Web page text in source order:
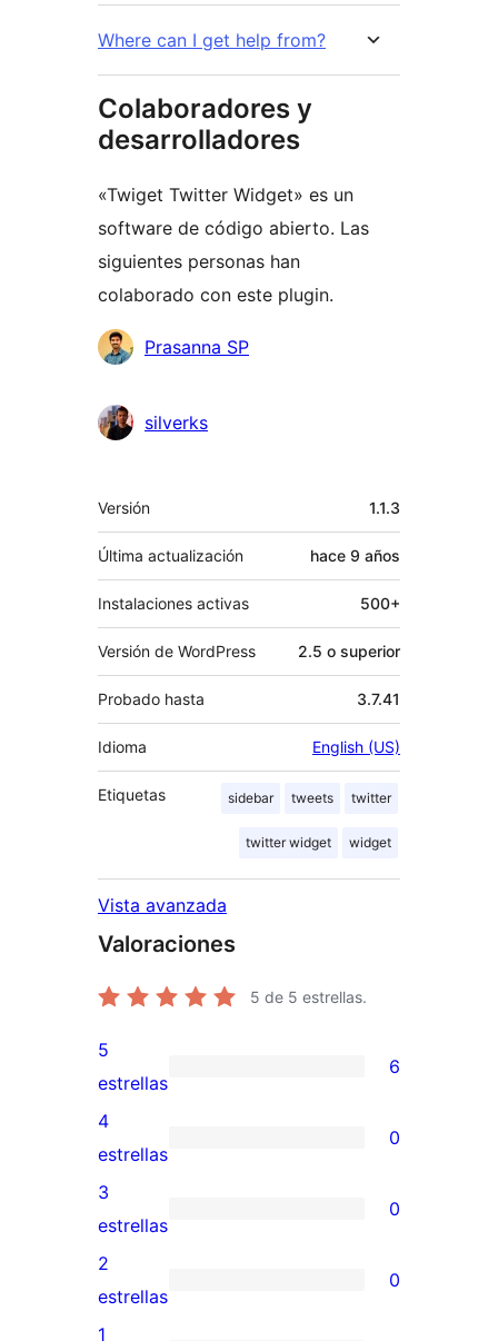
Where can I get help from?
Colaboradores y
desarrolladores
«Twiget Twitter Widget» es un
software de código abierto. Las
siguientes personas han
colaborado con este plugin.
Colaboradores
Prasanna SP
silverks
Meta
Versión 1.1.3
Última actualización hace 9 años
Instalaciones activas 500+
Versión de WordPress 2.5 o superior
Probado hasta 3.7.41
Idioma English (US)
Etiquetas sidebar tweets twitter
twitter widget widget
Vista avanzada
Valoraciones
5 de 5 estrellas.
6
valoraciones
de
5
estrellas
5
estrellas
6
0
valoraciones
de
4
estrellas
4
estrellas
0
0
valoraciones
de
3
3
estrellas
0
0
valoraciones
2
estrellas
0
1